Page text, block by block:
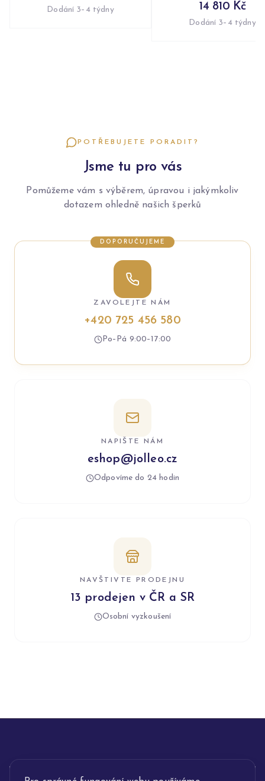
Dodání 3–4 týdny 14 810 Kč
Dodání 3–4 týdny
POTŘEBUJETE PORADIT?
Jsme tu pro vás
Pomůžeme vám s výběrem, úpravou i jakýmkoliv
dotazem ohledně našich šperků
DOPORUČUJEME
ZAVOLEJTE NÁM
+420 725 456 580
Po–Pá 9:00–17:00
NAPIŠTE NÁM
eshop@jolleo.cz
Odpovíme do 24 hodin
NAVŠTIVTE PRODEJNU
13 prodejen v ČR a SR
Osobní vyzkoušení